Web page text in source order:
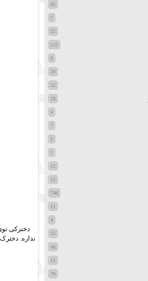
دخترکی
نداره.
85
7
22
125
8
20
52
18
4
7
1
1
12
12
748
11
4
15
46
12
79